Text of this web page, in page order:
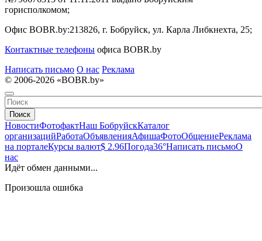
горисполкомом;
Офис BOBR.by:213826, г. Бобруйск, ул. Карла Либкнехта, 25;
Контактные телефоны офиса BOBR.by
Написать письмо О нас Реклама
© 2006-2026 «BOBR.by»
Поиск
НовостиФотофактНаш БобруйскКаталог
организацийРаботаОбъявленияАфишаФотоОбщениеРеклама
на порталеКурсы валют$ 2.96Погода36°Написать письмоО
нас
Идёт обмен данными...
Произошла ошибка